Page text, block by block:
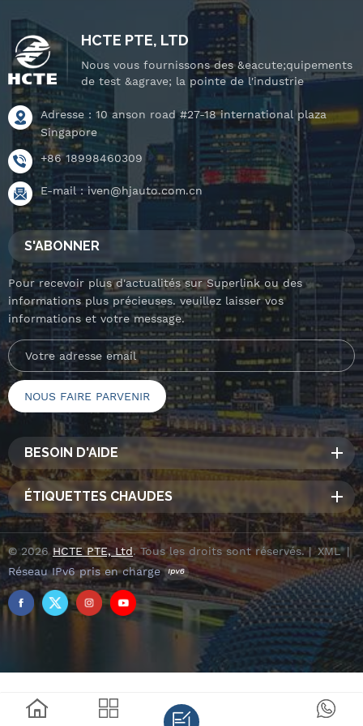
et plateau tournant
inclinable.
et plateau tournant
inclinable.
HCTE PTE, LTD
Nous vous fournissons des &eacute;quipements
de test &agrave; la pointe de l'industrie
Adresse : 10 anson road #27-18 international plaza
Singapore
+86 18998460309
E-mail :iven@hjauto.com.cn
S'ABONNER
Pour recevoir plus d'actualités sur Superlink ou des
informations plus précieuses. veuillez laisser vos
informations et votre message.
BESOIN D'AIDE
ÉTIQUETTES CHAUDES
© 2026HCTE PTE, Ltd. Tous les droits sont réservés. | XML|
Réseau IPv6 pris en charge